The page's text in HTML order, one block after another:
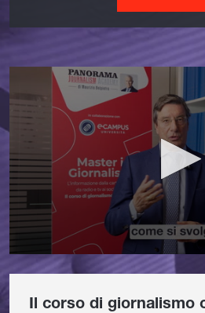
Il corso di giornalismo